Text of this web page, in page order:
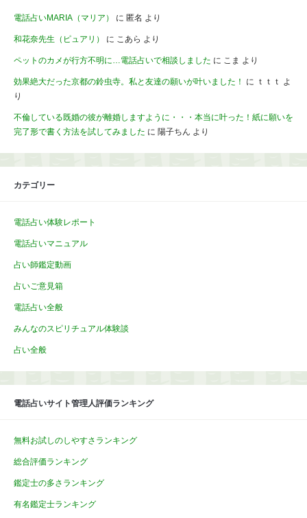
電話占いMARIA（マリア） に 匿名 より
和花奈先生（ピュアリ） に こあら より
ペットのカメが行方不明に…電話占いで相談しました に こま より
効果絶大だった京都の鈴虫寺。私と友達の願いが叶いました！ に ｔｔｔ よ
り
不倫している既婚の彼が離婚しますように・・・本当に叶った！紙に願いを
完了形で書く方法を試してみました に 陽子ちん より
カテゴリー
電話占い体験レポート
電話占いマニュアル
占い師鑑定動画
占いご意見箱
電話占い全般
みんなのスピリチュアル体験談
占い全般
電話占いサイト管理人評価ランキング
無料お試しのしやすさランキング
総合評価ランキング
鑑定士の多さランキング
有名鑑定士ランキング